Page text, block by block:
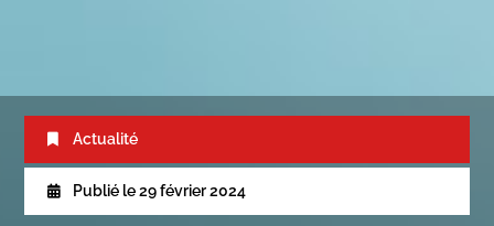
Actualité
Publié le 29 février 2024